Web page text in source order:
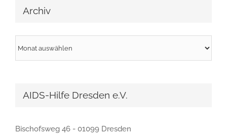
Archiv
AIDS-Hilfe Dresden e.V.
Bischofsweg 46 - 01099 Dresden